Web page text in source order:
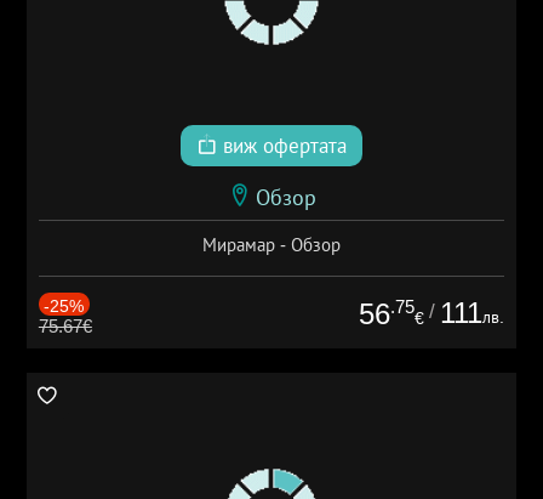
виж офертата
Обзор
Мирамар - Обзор
-25%
75.67€ 56.75
€ / 111лв.